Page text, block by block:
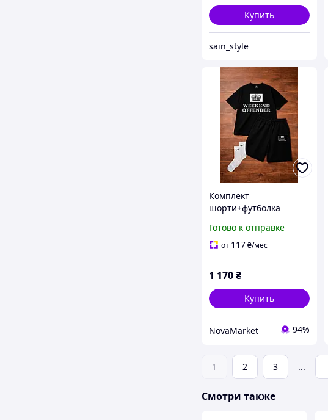
Купить
sain_style
Комплект
шорти+футболка
Готово к отправке
от 117₴/мес
1 170₴
Купить
NovaMarket 94%
1 2 3 ...
Смотри также